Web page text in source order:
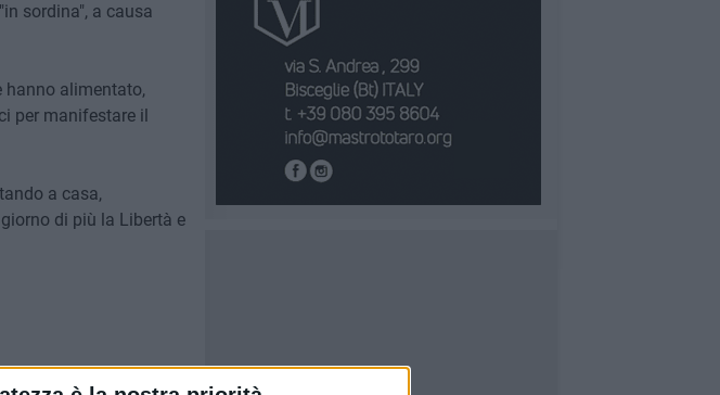
sordina", a causa
hanno alimentato,
per manifestare il
a casa,
di più la Libertà e